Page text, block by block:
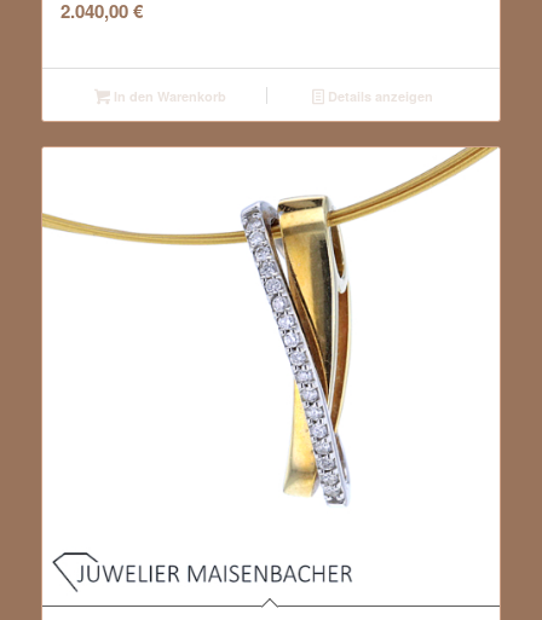
2.040,00€
In den Warenkorb Details anzeigen